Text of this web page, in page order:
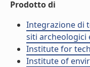
Prodotto di
Integrazione di
siti archeologici
Institute for
Institute of